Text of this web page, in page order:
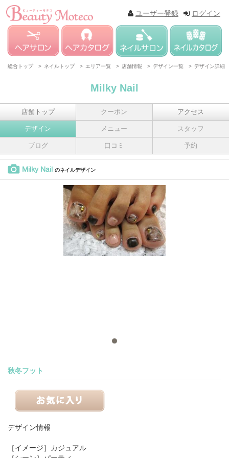
ログイン
ユーザー登録
総合トップ > ネイルトップ > エリア一覧 > 店舗情報 > デザイン一覧 > デザイン詳細
Milky Nail
店舗トップ クーポン アクセス
デザイン メニュー スタッフ
ブログ 口コミ 予約
Milky Nail のネイルデザイン
秋冬フット
デザイン情報
［イメージ］ カジュアル